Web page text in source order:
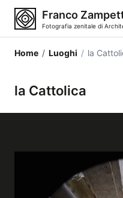
Franco
Fotografia zenitale di
Home / Luoghi / la
la Cattolica